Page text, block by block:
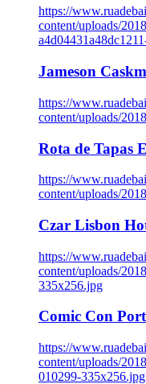
https://
content/uploads/
Jameson
https://
content/uploads/
Rota de Tapas
https://
content/uploads/
Czar Lisbon
https://
content/uploads/
335x256.jpg
Comic Con
https://
content/uploads/
010299-335x256.jpg